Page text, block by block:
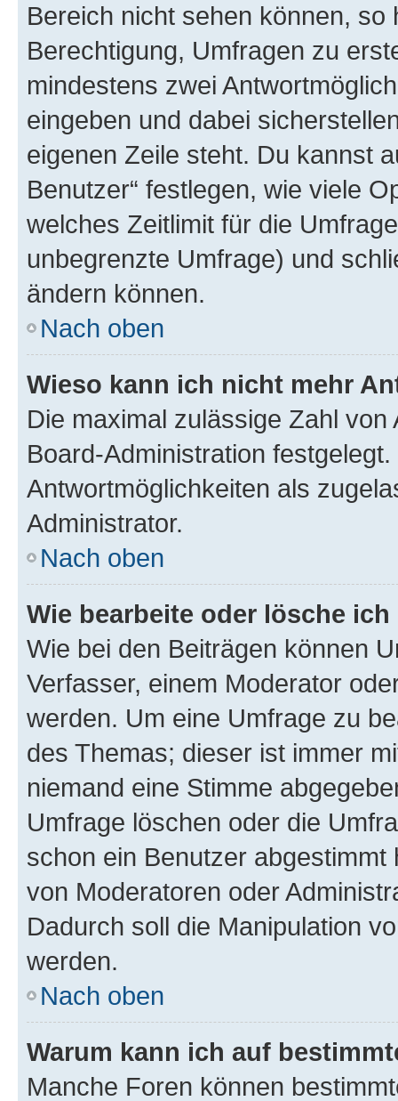
Bereich nicht sehen können,
Berechtigung, Umfragen zu
mindestens zwei
eingeben und dabei
eigenen Zeile steht. Du kannst
Benutzer“ festlegen, wie viele
welches Zeitlimit für die
unbegrenzte Umfrage) und
ändern können.
Nach oben
Wieso kann ich nicht mehr
Die maximal zulässige Zahl
Board-Administration
Antwortmöglichkeiten als
Administrator.
Nach oben
Wie bearbeite oder lösche
Wie bei den Beiträgen können
Verfasser, einem Moderator
werden. Um eine Umfrage zu
des Themas; dieser ist immer
niemand eine Stimme
Umfrage löschen oder die
schon ein Benutzer
von Moderatoren oder
Dadurch soll die Manipulation
werden.
Nach oben
Warum kann ich auf
Manche Foren können